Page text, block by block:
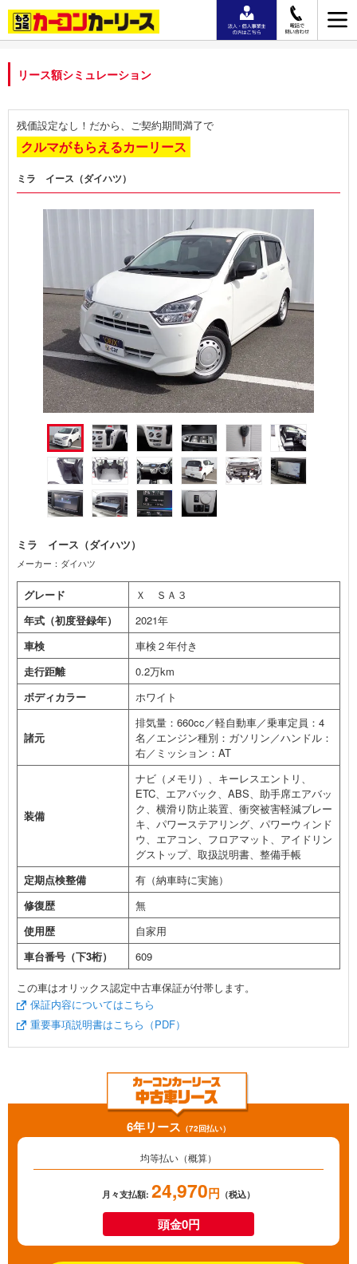
リース額シミュレーション
残価設定なし！だから、ご契約期間満了で
クルマがもらえるカーリース
ミラ イース（ダイハツ）
ミラ イース（ダイハツ）
メーカー：ダイハツ
グレード
Ｘ ＳＡ３
年式（初度登録年）
2021年
車検
車検２年付き
走行距離
0.2万km
ボディカラー
ホワイト
諸元
排気量：660cc／軽自動車／乗車定員：4
名／エンジン種別：ガソリン／ハンドル：
右／ミッション：AT
装備
ナビ（メモリ）、キーレスエントリ、
ETC、エアバック、ABS、助手席エアバッ
ク、横滑り防止装置、衝突被害軽減ブレー
キ、パワーステアリング、パワーウィンド
ウ、エアコン、フロアマット、アイドリン
グストップ、取扱説明書、整備手帳
定期点検整備
有（納車時に実施）
修復歴
無
使用歴
自家用
車台番号（下3桁）
609
この車はオリックス認定中古車保証が付帯します。
保証内容についてはこちら
重要事項説明書はこちら（PDF）
6年リース （72回払い）
均等払い（概算）
月々支払額: 24,970円 （税込）
頭金0円